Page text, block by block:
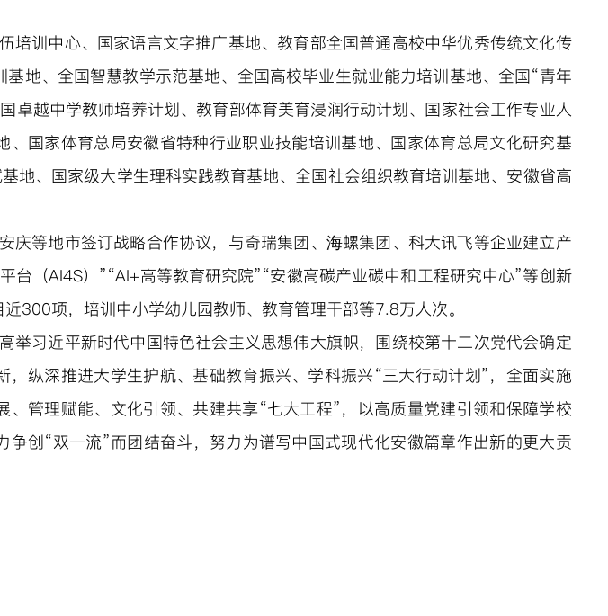
培训中心、国家语言文字推广基地、教育部全国普通高校中华优秀传统文化传
地、全国智慧教学示范基地、全国高校毕业生就业能力培训基地、全国“青年
卓越中学教师培养计划、教育部体育美育浸润行动计划、国家社会工作专业人
、国家体育总局安徽省特种行业职业技能培训基地、国家体育总局文化研究基
地、国家级大学生理科实践教育基地、全国社会组织教育培训基地、安徽省高
庆等地市签订战略合作协议，与奇瑞集团 、海螺集团、科大讯飞等企业建立产
台（AI4S）”“AI+高等教育研究院”“安徽高碳产业碳中和工程研究中心”等创新
近300项，培训中小学幼儿园教师、教育管理干部等7.8万人次。
举习近平新时代中国特色社会主义思想伟大旗帜，围绕校第十二次党代会确定
，纵深推进大学生护航、基础教育振兴、学科振兴“三大行动计划”，全面实施
、管理赋能、文化引领、共建共享“七大工程”，以高质量党建引领和保障学校
争创“双一流”而团结奋斗，努力为谱写中国式现代化安徽篇章作出新的更大贡